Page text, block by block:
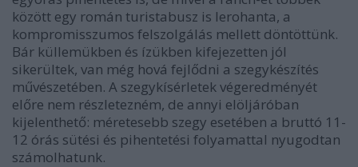
között egy román turistabusz is lerohanta, a
kompromisszumos felszolgálás mellett döntöttünk.
Bár küllemükben és ízükben kifejezetten jól
sikerültek, van még hová fejlődni a szegykészítés
művészetében. A szegykísérletek végeredményét
előre nem részletezném, de annyi elöljáróban
kijelenthető: méretesebb szegy esetében a bruttó 11-
12 órás sütési és pihentetési folyamattal nyugodtan
számolhatunk.